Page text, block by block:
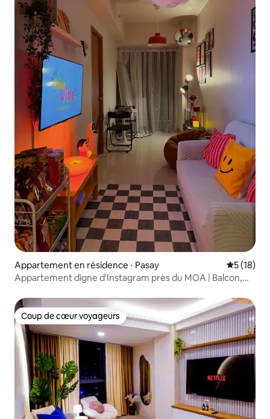
Appartement en résidence ⋅ Pasay
5 (18)
Appartement digne d'Instagram près du MOA | Balcon,
Coup de cœur voyageurs
Coup de cœur voyageurs